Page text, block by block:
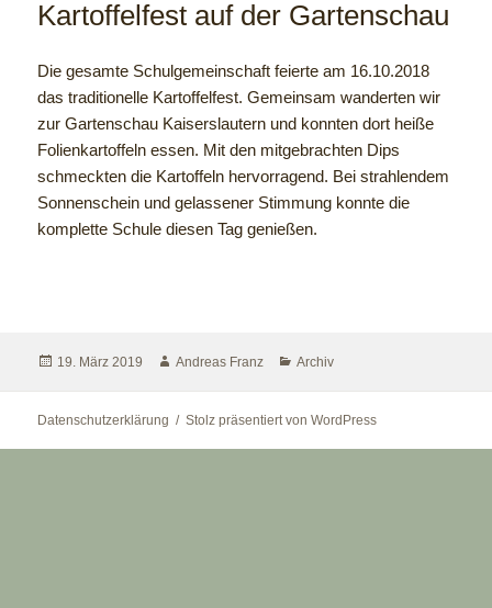
Kartoffelfest auf der Gartenschau
Die gesamte Schulgemeinschaft feierte am 16.10.2018
das traditionelle Kartoffelfest. Gemeinsam wanderten wir
zur Gartenschau Kaiserslautern und konnten dort heiße
Folienkartoffeln essen. Mit den mitgebrachten Dips
schmeckten die Kartoffeln hervorragend. Bei strahlendem
Sonnenschein und gelassener Stimmung konnte die
komplette Schule diesen Tag genießen.
19. März 2019 Andreas Franz Archiv
Datenschutzerklärung Stolz präsentiert von WordPress